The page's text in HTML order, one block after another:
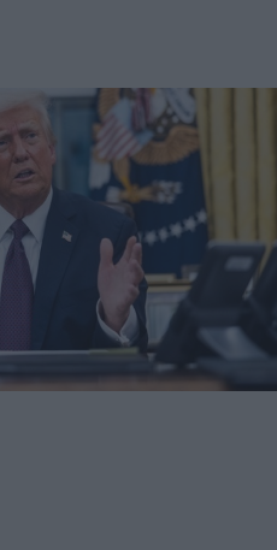
Social